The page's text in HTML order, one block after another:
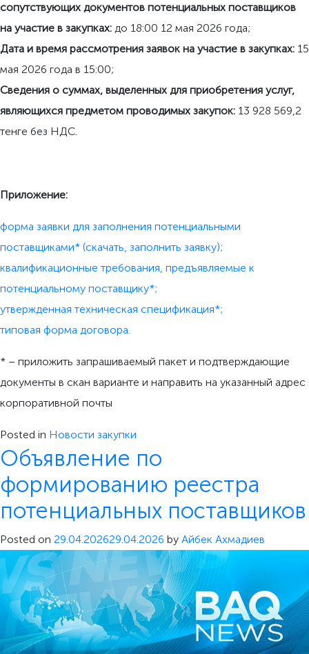
сопутствующих документов потенциальных поставщиков
на участие в закупках: до 18:00 12 мая 2026 года;
Дата и время рассмотрения заявок на участие в закупках: 15
мая 2026 года в 15:00;
Сведения о суммах, выделенных для приобретения услуг,
являющихся предметом проводимых закупок: 13 928 569,2
тенге без НДС.
Приложение:
форма заявки для заполнения потенциальными
поставщиками* (скачать, заполнить заявку);
квалификационные требования, предъявляемые к
потенциальному поставщику*;
утвержденная техническая спецификация*;
типовая форма договора.
* – приложить запрашиваемый пакет и подтверждающие
документы в скан варианте и направить на указанный адрес
корпоративной почты
Posted in Новости закупки
Объявление по
формированию реестра
потенциальных поставщиков
Posted on 29.04.202629.04.2026 by Айбек Ахмадиев